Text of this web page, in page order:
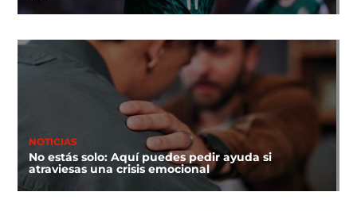
NOTICIAS
No estás solo: Aquí puedes pedir ayuda si
atraviesas una crisis emocional